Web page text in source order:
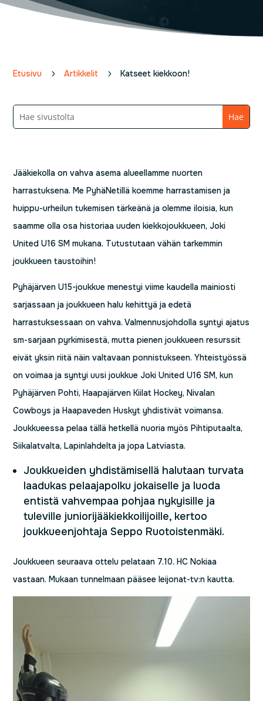
Etusivu 5 Artikkelit 5 Katseet kiekkoon!
Jääkiekolla on vahva asema alueellamme nuorten
harrastuksena. Me PyhäNetillä koemme harrastamisen ja
huippu-urheilun tukemisen tärkeänä ja olemme iloisia, kun
saamme olla osa historiaa uuden kiekkojoukkueen, Joki
United U16 SM mukana. Tutustutaan vähän tarkemmin
joukkueen taustoihin!
Pyhäjärven U15-joukkue menestyi viime kaudella mainiosti
sarjassaan ja joukkueen halu kehittyä ja edetä
harrastuksessaan on vahva. Valmennusjohdolla syntyi ajatus
sm-sarjaan pyrkimisestä, mutta pienen joukkueen resurssit
eivät yksin riitä näin valtavaan ponnistukseen. Yhteistyössä
on voimaa ja syntyi uusi joukkue Joki United U16 SM, kun
Pyhäjärven Pohti, Haapajärven Kiilat Hockey, Nivalan
Cowboys ja Haapaveden Huskyt yhdistivät voimansa.
Joukkueessa pelaa tällä hetkellä nuoria myös Pihtiputaalta,
Siikalatvalta, Lapinlahdelta ja jopa Latviasta.
Joukkueiden yhdistämisellä halutaan turvata
laadukas pelaajapolku jokaiselle ja luoda
entistä vahvempaa pohjaa nykyisille ja
tuleville juniorijääkiekkoilijoille, kertoo
joukkueenjohtaja Seppo Ruotoistenmäki.
Joukkueen seuraava ottelu pelataan 7.10. HC Nokiaa
vastaan. Mukaan tunnelmaan pääsee leijonat-tv:n kautta.